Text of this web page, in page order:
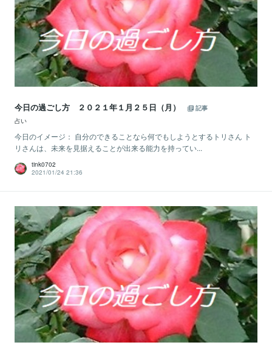
今日の過ごし方 ２０２１年１月２５日（月）
記事
占い
今日のイメージ： 自分のできることなら何でもしようとするトリさん ト
リさんは、未来を見据えることが出来る能力を持ってい...
tink0702
2021/01/24 21:36